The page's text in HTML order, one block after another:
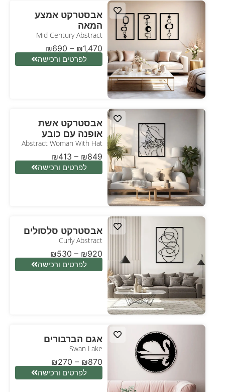
אבסטרקט אמצע
המאה
Mid Century Abstract
₪690 – ₪1,470
לפרטים ורכישה
אבסטרקט אשת
אופנה עם כובע
Abstract Woman With Hat
₪413 – ₪849
לפרטים ורכישה
אבסטרקט סלסולים
Curly Abstract
₪530 – ₪920
לפרטים ורכישה
אגם הברבורים
Swan Lake
₪270 – ₪870
לפרטים ורכישה